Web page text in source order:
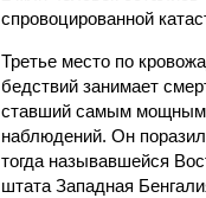
спровоцированной
Третье место по
бедствий занимает
ставший самым мощным
наблюдений. Он
тогда называвшейся
штата Западная